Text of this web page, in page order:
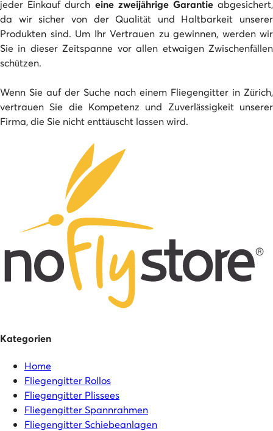
jeder Einkauf durch eine zweijährige Garantieabgesichert,
da wir sicher von der Qualität und Haltbarkeit unserer
Produkten sind. Um Ihr Vertrauen zu gewinnen, werden wir
Sie in dieser Zeitspanne vor allen etwaigen Zwischenfällen
schützen.
Wenn Sie auf der Suche nach einem Fliegengitter in Zürich,
vertrauen Sie die Kompetenz und Zuverlässigkeit unserer
Firma, die Sie nicht enttäuscht lassen wird.
Kategorien
Home
Fliegengitter Rollos
Fliegengitter Plissees
Fliegengitter Spannrahmen
Fliegengitter Schiebeanlagen